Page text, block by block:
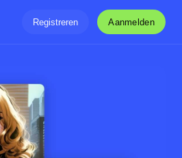
Registreren Aanmelden